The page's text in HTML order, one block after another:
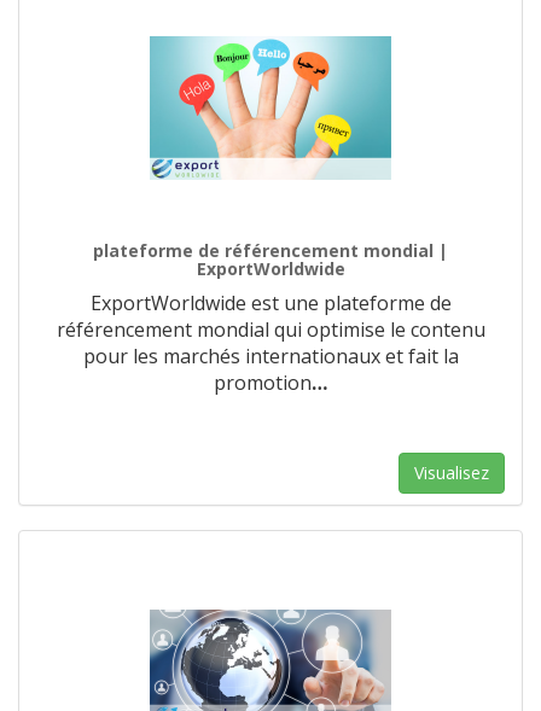
plateforme de référencement mondial |
ExportWorldwide
ExportWorldwide est une plateforme de
référencement mondial qui optimise le contenu
pour les marchés internationaux et fait la
promotion…
Visualisez